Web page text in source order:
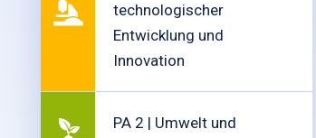
technologischer
Entwicklung und
Innovation
PA 2 | Umwelt und